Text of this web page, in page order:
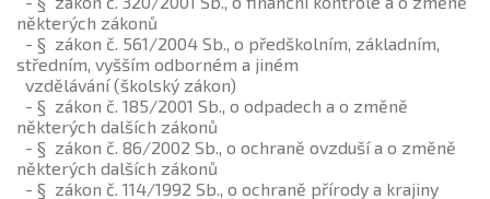
některých zákonů
- § zákon č. 561/2004 Sb., o předškolním, základním,
středním, vyšším odborném a jiném
vzdělávání (školský zákon)
- § zákon č. 185/2001 Sb., o odpadech a o změně
některých dalších zákonů
- § zákon č. 86/2002 Sb., o ochraně ovzduší a o změně
některých dalších zákonů
- § zákon č. 114/1992 Sb., o ochraně přírody a krajiny